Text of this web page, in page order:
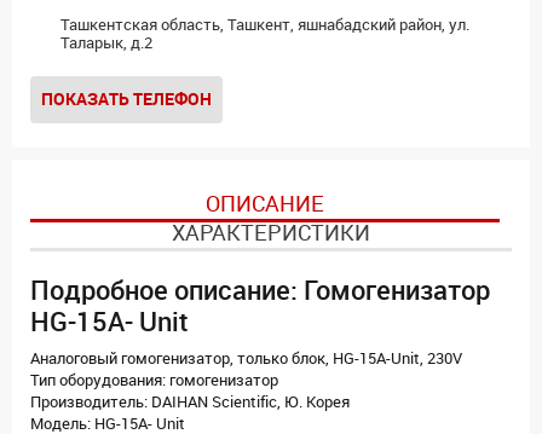
Ташкентская область, Ташкент, яшнабадский район, ул.
Таларык, д.2
ПОКАЗАТЬ ТЕЛЕФОН
ОПИСАНИЕ
ХАРАКТЕРИСТИКИ
Подробное описание: Гомогенизатор
HG-15A- Unit
Аналоговый гомогенизатор, только блок, HG-15A-Unit, 230V
Тип оборудования: гомогенизатор
Производитель: DAIHAN Scientific, Ю. Корея
Модель: HG-15A- Unit